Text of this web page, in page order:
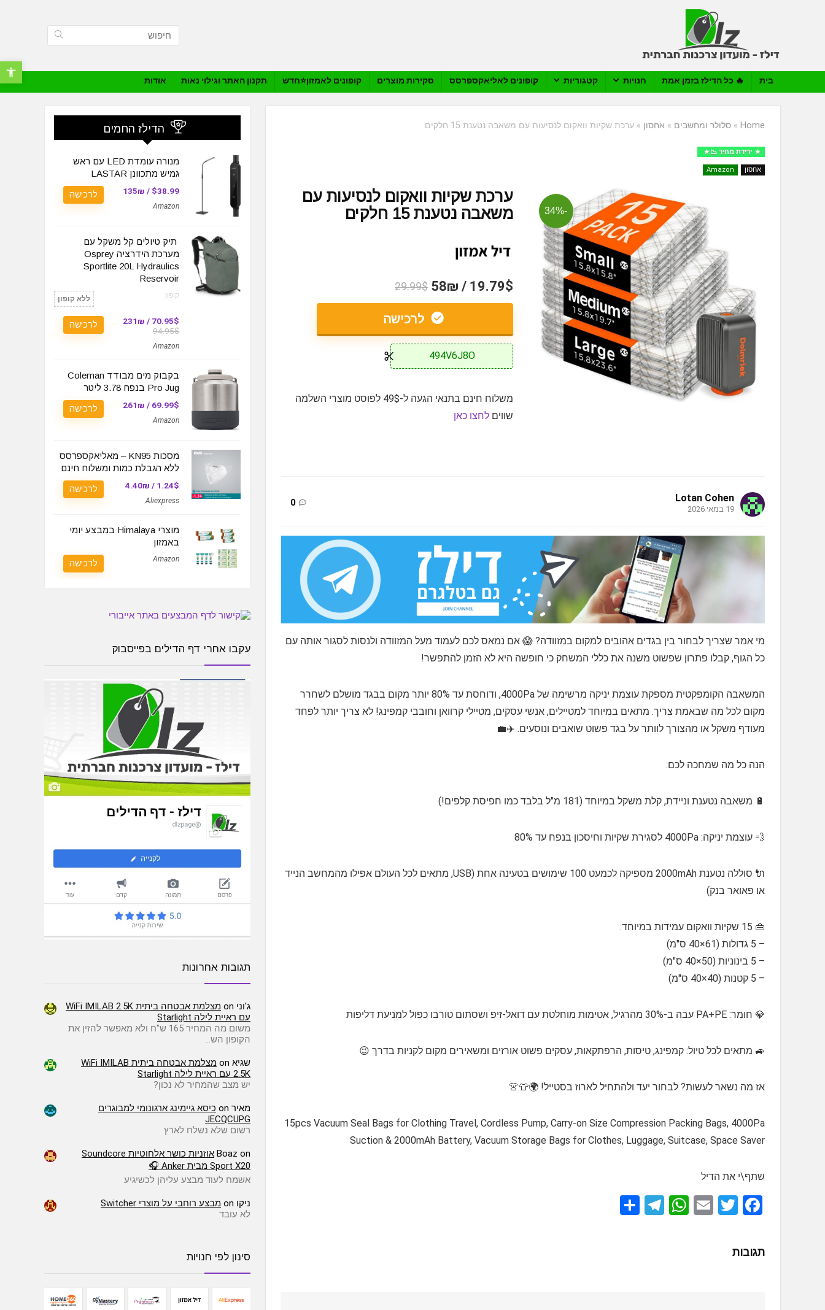
פתח
בית 🔥 כל הדילז בזמן אמת חנויות קטגוריות קופונים לאליאקספרסס סקירות מוצרים קופונים לאמזון⭐️חדש תקנון האתר וגילוי נאות אודות
Home
» סלולר ומחשבים » אחסון » ערכת שקיות וואקום לנסיעות עם משאבה נטענת 15 חלקים
ירידת מחיר 📉
אחסון Amazon
-34%
ערכת שקיות וואקום לנסיעות עם
משאבה נטענת 15 חלקים
19.79$ / 58₪
29.99$
לרכישה
494V6J8O
משלוח חינם בתנאי הגעה ל-49$ לפוסט מוצרי השלמה
שווים לחצו כאן
Lotan Cohen
19 במאי 2026
0
מי אמר שצריך לבחור בין בגדים אהובים למקום במזוודה? 😱 אם נמאס לכם לעמוד מעל המזוודה ולנסות לסגור אותה עם
כל הגוף, קבלו פתרון שפשוט משנה את כללי המשחק כי חופשה היא לא הזמן להתפשר!
המשאבה הקומפקטית מספקת עוצמת יניקה מרשימה של 4000Pa, ודוחסת עד 80% יותר מקום בבגד מושלם לשחרר
מקום לכל מה שבאמת צריך. מתאים במיוחד למטיילים, אנשי עסקים, מטיילי קרוואן וחובבי קמפינג! לא צריך יותר לפחד
מעודף משקל או מהצורך לוותר על בגד פשוט שואבים ונוסעים. ✈️💼
הנה כל מה שמחכה לכם:
🔋 משאבה נטענת וניידת, קלת משקל במיוחד (181 מ"ל בלבד כמו חפיסת קלפים!)
💨 עוצמת יניקה: 4000Pa לסגירת שקיות וחיסכון בנפח עד 80%
🔌 סוללה נטענת 2000mAh מספיקה לכמעט 100 שימושים בטעינה אחת (USB, מתאים לכל העולם אפילו מהמחשב הנייד
או פאואר בנק)
👜 15 שקיות וואקום עמידות במיוחד:
– 5 גדולות (61×40 ס"מ)
– 5 בינוניות (50×40 ס"מ)
– 5 קטנות (40×40 ס"מ)
💎 חומר: PA+PE עבה ב-30% מהרגיל, אטימות מוחלטת עם דואל-זיפ ושסתום טורבו כפול למניעת דליפות
🚙 מתאים לכל טיול: קמפינג, טיסות, הרפתקאות, עסקים פשוט אורזים ומשאירים מקום לקניות בדרך 😉
אז מה נשאר לעשות? לבחור יעד ולהתחיל לארוז בסטייל! 🌍👕👚
15pcs Vacuum Seal Bags for Clothing Travel, Cordless Pump, Carry-on Size Compression Packing Bags, 4000Pa
Suction & 2000mAh Battery, Vacuum Storage Bags for Clothes, Luggage, Suitcase, Space Saver
שתף\י את הדיל
F
ce
b
T
E
W
T
תגובות
הדילז החמים
מנורה עומדת LED עם ראש
גמיש מתכוונן LASTAR
$38.99 / 135₪
Amazon
לרכישה
תיק טיולים קל משקל עם
מערכת הידרציה Osprey
Sportlite 20L Hydraulics
Reservoir
קופון: ללא קופון
70.95$ / 231₪
94.95$
Amazon
לרכישה
בקבוק מים מבודד Coleman
Pro Jug בנפח 3.78 ליטר
69.99$ / 261₪
Amazon
לרכישה
מסכות KN95 – מאליאקספרסס
ללא הגבלת כמות ומשלוח חינם
1.24$ / 4.40₪
Aliexpress
לרכישה
מוצרי Himalaya במבצע יומי
באמזון
Amazon לרכישה
עקבו אחרי דף הדילים בפייסבוק
תגובות אחרונות
ג'וני on
מצלמת אבטחה ביתית WiFi IMILAB 2.5K
עם ראיית לילה Starlight
משום מה המחיר 165 ש"ח ולא מאפשר להזין את
הקופון הש…
שגיא on
מצלמת אבטחה ביתית WiFi IMILAB
2.5K עם ראיית לילה Starlight
יש מצב שהמחיר לא נכון?
מאיר on כיסא גיימינג ארגונומי למבוגרים
JECQCUPG
רשום שלא נשלח לארץ
Boaz on
אוזניות כושר אלחוטיות Soundcore
Sport X20 מבית Anker 🎧
אשמח לעוד מבצע עליהן לכשיגיע
ניקו on מבצע רוחבי על מוצרי Switcher
לא עובד
סינון לפי חנויות